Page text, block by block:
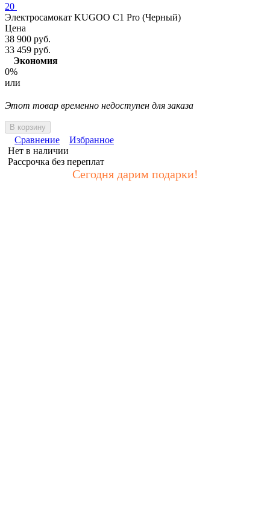
20
Электросамокат KUGOO C1 Pro (Черный)
Цена
38 900 руб.
33 459 руб.
Экономия
0%
или
Этот товар временно недоступен для заказа
В корзину
Сравнение
Избранное
Нет в наличии
Рассрочка без переплат
Сегодня дарим подарки!